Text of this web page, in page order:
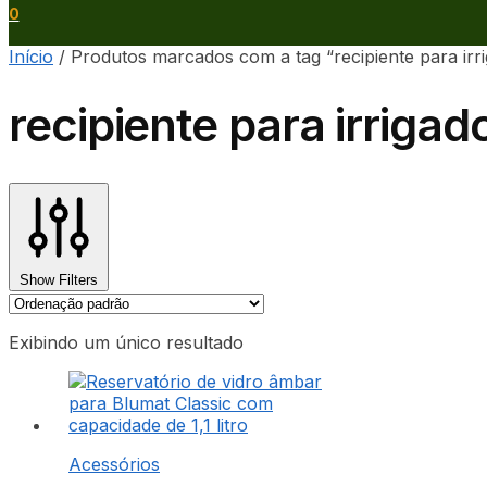
0
Início / Produtos marcados com a tag “recipiente para
recipiente para
Show Filters
Exibindo um único resultado
Acessórios